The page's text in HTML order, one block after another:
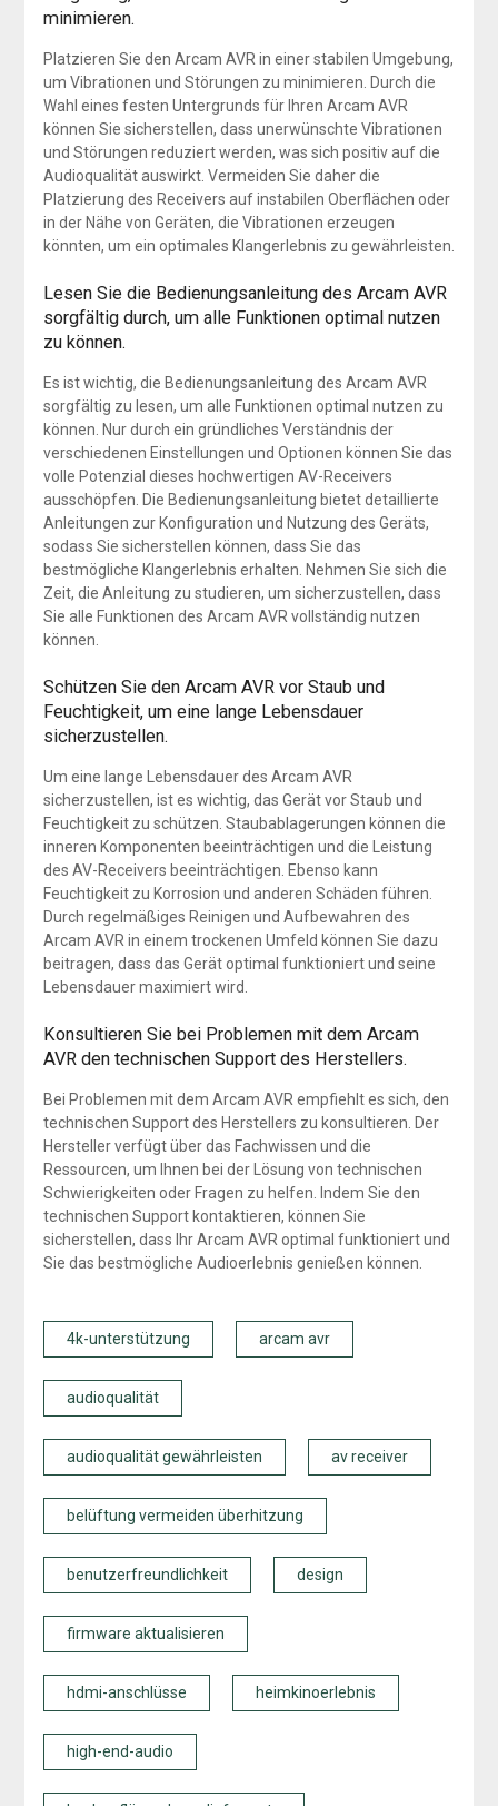
minimieren.
Platzieren Sie den Arcam AVR in einer stabilen Umgebung,
um Vibrationen und Störungen zu minimieren. Durch die
Wahl eines festen Untergrunds für Ihren Arcam AVR
können Sie sicherstellen, dass unerwünschte Vibrationen
und Störungen reduziert werden, was sich positiv auf die
Audioqualität auswirkt. Vermeiden Sie daher die
Platzierung des Receivers auf instabilen Oberflächen oder
in der Nähe von Geräten, die Vibrationen erzeugen
könnten, um ein optimales Klangerlebnis zu gewährleisten.
Lesen Sie die Bedienungsanleitung des Arcam AVR
sorgfältig durch, um alle Funktionen optimal nutzen
zu können.
Es ist wichtig, die Bedienungsanleitung des Arcam AVR
sorgfältig zu lesen, um alle Funktionen optimal nutzen zu
können. Nur durch ein gründliches Verständnis der
verschiedenen Einstellungen und Optionen können Sie das
volle Potenzial dieses hochwertigen AV-Receivers
ausschöpfen. Die Bedienungsanleitung bietet detaillierte
Anleitungen zur Konfiguration und Nutzung des Geräts,
sodass Sie sicherstellen können, dass Sie das
bestmögliche Klangerlebnis erhalten. Nehmen Sie sich die
Zeit, die Anleitung zu studieren, um sicherzustellen, dass
Sie alle Funktionen des Arcam AVR vollständig nutzen
können.
Schützen Sie den Arcam AVR vor Staub und
Feuchtigkeit, um eine lange Lebensdauer
sicherzustellen.
Um eine lange Lebensdauer des Arcam AVR
sicherzustellen, ist es wichtig, das Gerät vor Staub und
Feuchtigkeit zu schützen. Staubablagerungen können die
inneren Komponenten beeinträchtigen und die Leistung
des AV-Receivers beeinträchtigen. Ebenso kann
Feuchtigkeit zu Korrosion und anderen Schäden führen.
Durch regelmäßiges Reinigen und Aufbewahren des
Arcam AVR in einem trockenen Umfeld können Sie dazu
beitragen, dass das Gerät optimal funktioniert und seine
Lebensdauer maximiert wird.
Konsultieren Sie bei Problemen mit dem Arcam
AVR den technischen Support des Herstellers.
Bei Problemen mit dem Arcam AVR empfiehlt es sich, den
technischen Support des Herstellers zu konsultieren. Der
Hersteller verfügt über das Fachwissen und die
Ressourcen, um Ihnen bei der Lösung von technischen
Schwierigkeiten oder Fragen zu helfen. Indem Sie den
technischen Support kontaktieren, können Sie
sicherstellen, dass Ihr Arcam AVR optimal funktioniert und
Sie das bestmögliche Audioerlebnis genießen können.
4k-unterstützung arcam avr
audioqualität
audioqualität gewährleisten av receiver
belüftung vermeiden überhitzung
benutzerfreundlichkeit design
firmware aktualisieren
hdmi-anschlüsse heimkinoerlebnis
high-end-audio